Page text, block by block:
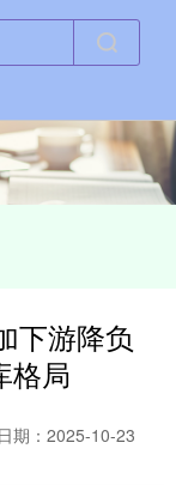
下游降负
格局
日期：2025-10-23